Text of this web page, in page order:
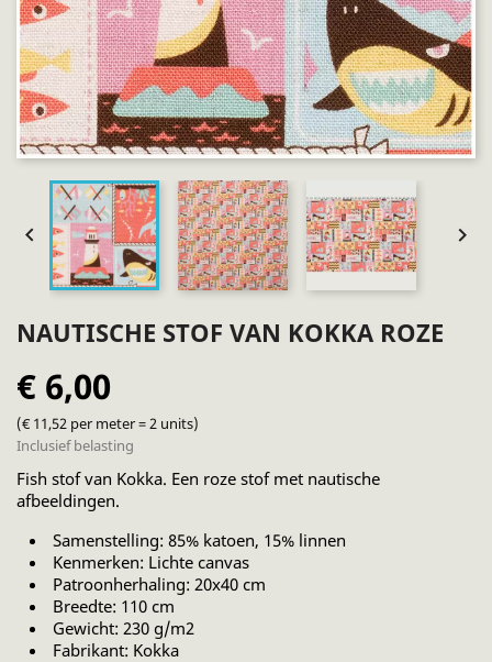
 
NAUTISCHE STOF VAN KOKKA ROZE
€ 6,00
(€ 11,52 per meter = 2 units)
Inclusief belasting
Fish stof van Kokka. Een roze stof met nautische
afbeeldingen.
Samenstelling: 85% katoen, 15% linnen
Kenmerken: Lichte canvas
Patroonherhaling: 20x40 cm
Breedte: 110 cm
Gewicht: 230 g/m2
Fabrikant: Kokka